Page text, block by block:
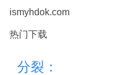
ismyhdok.com
热门下载
分裂：